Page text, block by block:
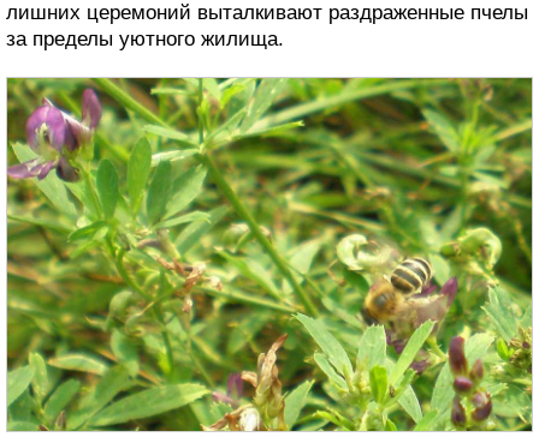
лишних церемоний выталкивают раздраженные пчелы
за пределы уютного жилища.